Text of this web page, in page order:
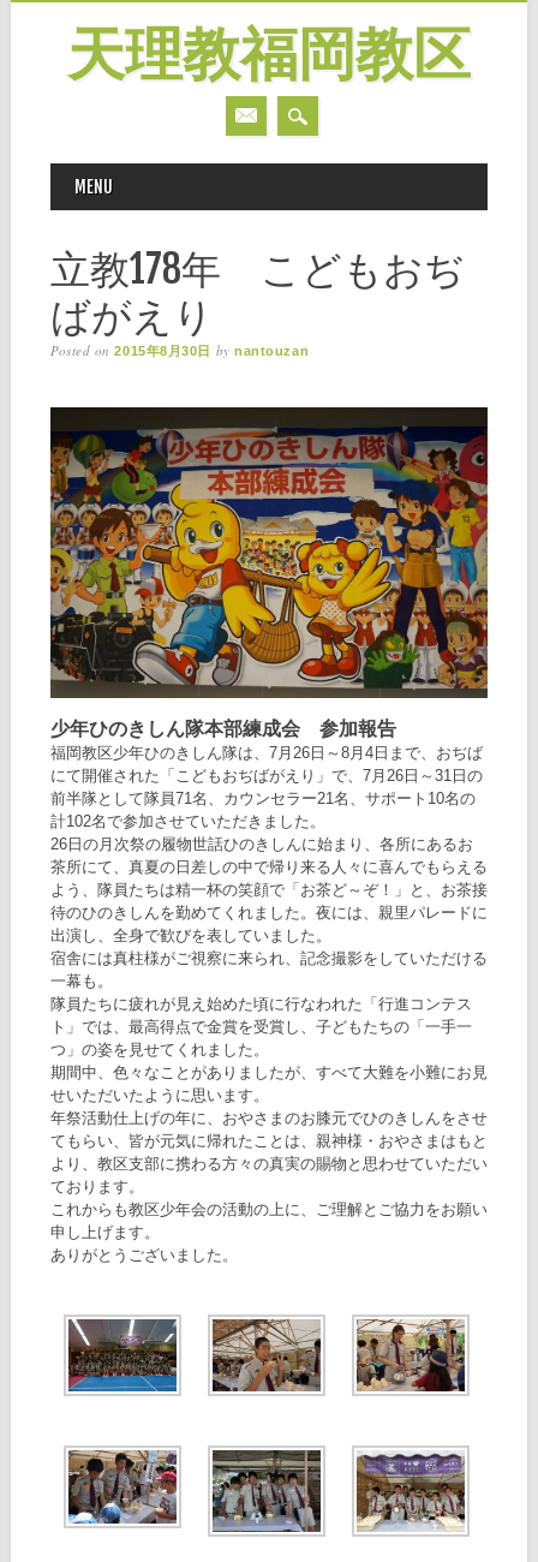
天理教福岡教区
MAIN MENU
MENU
立教178年 こどもおぢ
ばがえり
Posted on2015年8月30日 bynantouzan
少年ひのきしん隊本部練成会 参加報告
福岡教区少年ひのきしん隊は、7月26日～8月4日まで、おぢば
にて開催された「こどもおぢばがえり」で、7月26日～31日の
前半隊として隊員71名、カウンセラー21名、サポート10名の
計102名で参加させていただきました。
26日の月次祭の履物世話ひのきしんに始まり、各所にあるお
茶所にて、真夏の日差しの中で帰り来る人々に喜んでもらえる
よう、隊員たちは精一杯の笑顔で「お茶ど～ぞ！」と、お茶接
待のひのきしんを勤めてくれました。夜には、親里パレードに
出演し、全身で歓びを表していました。
宿舎には真柱様がご視察に来られ、記念撮影をしていただける
一幕も。
隊員たちに疲れが見え始めた頃に行なわれた「行進コンテス
ト」では、最高得点で金賞を受賞し、子どもたちの「一手一
つ」の姿を見せてくれました。
期間中、色々なことがありましたが、すべて大難を小難にお見
せいただいたように思います。
年祭活動仕上げの年に、おやさまのお膝元でひのきしんをさせ
てもらい、皆が元気に帰れたことは、親神様・おやさまはもと
より、教区支部に携わる方々の真実の賜物と思わせていただい
ております。
これからも教区少年会の活動の上に、ご理解とご協力をお願い
申し上げます。
ありがとうございました。